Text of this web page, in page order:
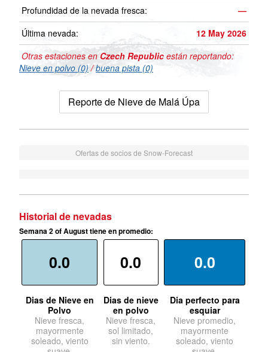
Profundidad de la nevada fresca:
—
Última nevada:
12 May 2026
Otras estaciones enCzech Republic están reportando:
Nieve en polvo (0)/buena pista (0)
Reporte de Nieve de Malá Úpa
Ofertas de socios de Snow-Forecast
Historial de nevadas
Semana 2 of August tiene en promedio:
0.0
Dias de Nieve en
Polvo
Nieve fresca,
mayormente
soleado, viento
0.0
Dias de nieve
en polvo
Nieve fresca,
sol limitado,
sin viento.
0.0
Dia perfecto para
esquiar
Nieve promedio,
mayormente
soleado, viento